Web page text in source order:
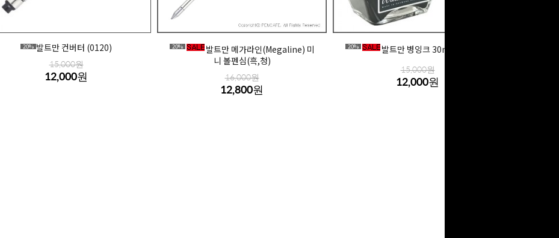
20% 발트만 컨버터 (0120)
15,000원
12,000원
20%
발트만 메가라인(Megaline) 미
니 볼펜심(흑,청)
16,000원
12,800원
20% 발트만 병잉크 30ml(색상선택)
15,000원
12,000원